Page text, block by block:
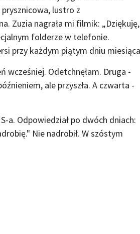
lustro z
Zuzia nagrała mi filmik: „Dziękuję,
folderze w telefonie.
przy każdym piątym dniu
wcześniej. Odetchnęłam. Druga -
ale przyszła. A czwarta -
a. Odpowiedział po dwóch dniach:
Nie nadrobił. W szóstym